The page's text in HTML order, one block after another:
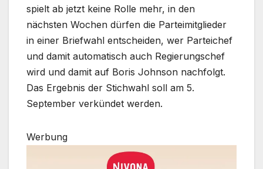
spielt ab jetzt keine Rolle mehr, in den
nächsten Wochen dürfen die Parteimitglieder
in einer Briefwahl entscheiden, wer Parteichef
und damit automatisch auch Regierungschef
wird und damit auf Boris Johnson nachfolgt.
Das Ergebnis der Stichwahl soll am 5.
September verkündet werden.
Werbung